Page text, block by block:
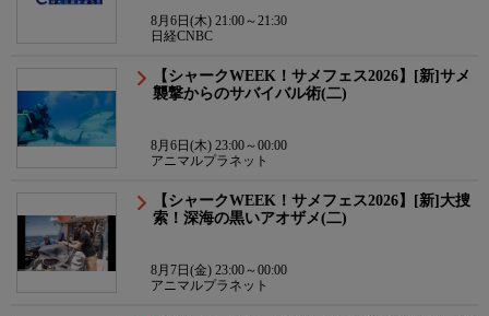
8月6日(木) 21:00～21:30
日経CNBC
【シャークWEEK！サメフェス2026】[新]サメ
襲撃からのサバイバル術(二)
8月6日(木) 23:00～00:00
アニマルプラネット
【シャークWEEK！サメフェス2026】[新]大捜
索！深海の黒いアオザメ(二)
8月7日(金) 23:00～00:00
アニマルプラネット